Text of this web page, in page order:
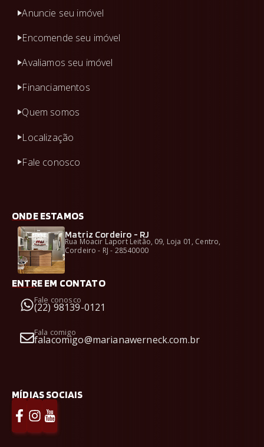
Anuncie seu imóvel
Encomende seu imóvel
Avaliamos seu imóvel
Financiamentos
Quem somos
Localização
Fale conosco
ONDE ESTAMOS
Matriz Cordeiro - RJ
Rua Moacir Laport Leitão, 09, Loja 01, Centro,
Cordeiro - RJ - 28540000
ENTRE EM CONTATO
Fale conosco
(22) 98139-0121
Fala comigo
falacomigo@marianawerneck.com.br
MÍDIAS SOCIAIS